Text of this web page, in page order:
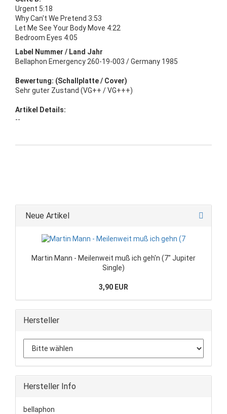
Urgent 5:18
Why Can't We Pretend 3:53
Let Me See Your Body Move 4:22
Bedroom Eyes 4:05
Label Nummer / Land Jahr
Bellaphon Emergency 260-19-003 / Germany 1985
Bewertung: (Schallplatte / Cover)
Sehr guter Zustand (VG++ / VG+++)
Artikel Details:
--
Neue Artikel
Martin Mann - Meilenweit muß ich geh'n (7" Jupiter
Single)
3,90 EUR
Hersteller
Hersteller Info
bellaphon